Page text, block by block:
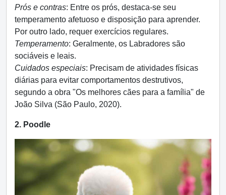
Prós e contras: Entre os prós, destaca-se seu
temperamento afetuoso e disposição para aprender.
Por outro lado, requer exercícios regulares.
Temperamento: Geralmente, os Labradores são
sociáveis e leais.
Cuidados especiais: Precisam de atividades físicas
diárias para evitar comportamentos destrutivos,
segundo a obra "Os melhores cães para a família" de
João Silva (São Paulo, 2020).
2. Poodle